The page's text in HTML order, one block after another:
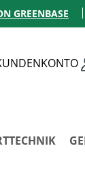
GREENBASE